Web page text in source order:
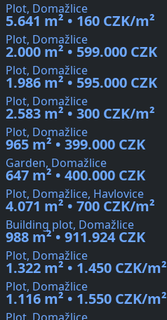
Plot, Domažlice
5.641 m² • 160 CZK/m²
Plot, Domažlice
2.000 m² • 599.000 CZK
Plot, Domažlice
1.986 m² • 595.000 CZK
Plot, Domažlice
2.583 m² • 300 CZK/m²
Plot, Domažlice
965 m² • 399.000 CZK
Garden, Domažlice
647 m² • 400.000 CZK
Plot, Domažlice, Havlovice
4.071 m² • 700 CZK/m²
Building plot, Domažlice
988 m² • 911.924 CZK
Plot, Domažlice
1.322 m² • 1.450 CZK/m²
Plot, Domažlice
1.116 m² • 1.550 CZK/m²